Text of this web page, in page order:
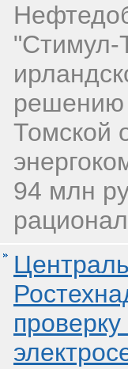
решению
Томской
94 млн